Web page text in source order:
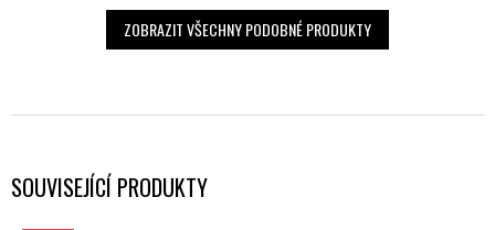
SOUVISEJÍCÍ PRODUKTY
ZOBRAZIT VŠECHNY PODOBNÉ PRODUKTY